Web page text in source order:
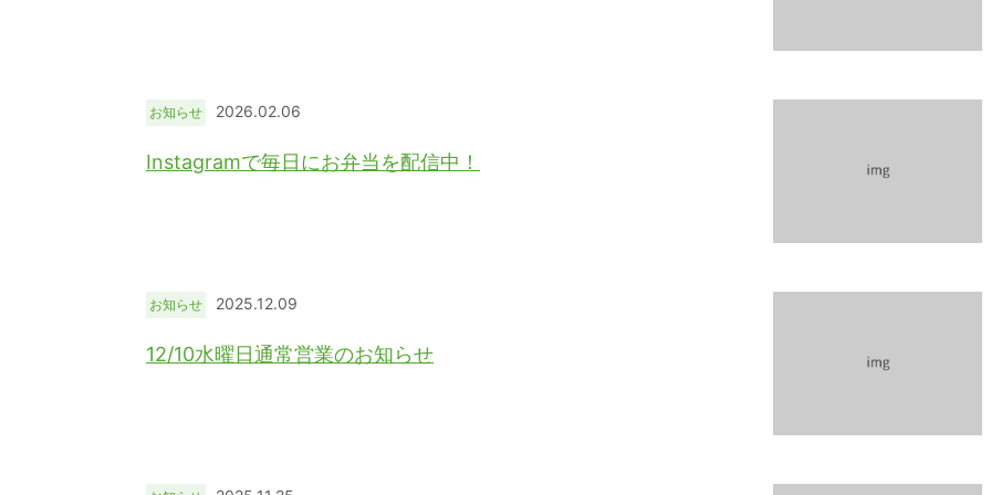
お知らせ 2026.02.06
Instagramで毎日にお弁当を配信中！
お知らせ 2025.12.09
12/10水曜日通常営業のお知らせ